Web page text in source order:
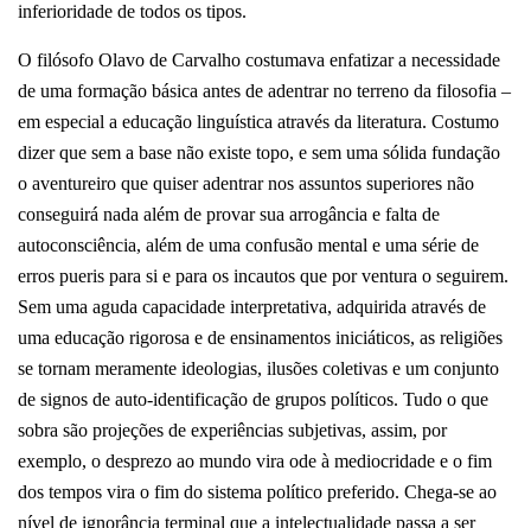
inferioridade de todos os tipos.
O filósofo Olavo de Carvalho costumava enfatizar a necessidade
de uma formação básica antes de adentrar no terreno da filosofia –
em especial a educação linguística através da literatura. Costumo
dizer que sem a base não existe topo, e sem uma sólida fundação
o aventureiro que quiser adentrar nos assuntos superiores não
conseguirá nada além de provar sua arrogância e falta de
autoconsciência, além de uma confusão mental e uma série de
erros pueris para si e para os incautos que por ventura o seguirem.
Sem uma aguda capacidade interpretativa, adquirida através de
uma educação rigorosa e de ensinamentos iniciáticos, as religiões
se tornam meramente ideologias, ilusões coletivas e um conjunto
de signos de auto-identificação de grupos políticos. Tudo o que
sobra são projeções de experiências subjetivas, assim, por
exemplo, o desprezo ao mundo vira ode à mediocridade e o fim
dos tempos vira o fim do sistema político preferido. Chega-se ao
nível de ignorância terminal que a intelectualidade passa a ser